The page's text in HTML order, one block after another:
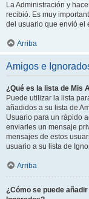
La Administración y
recibió. Es muy
del usuario que envió el
Arriba
Amigos e
¿Qué es la lista de Mis
Puede utilizar la lista
añadidos a su lista de
Usuario para un rápido
enviarles un mensaje
mensajes de estos
usuario a su lista de
Arriba
¿Cómo se puede